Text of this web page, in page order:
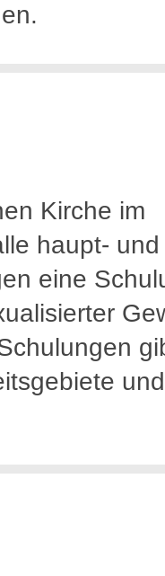
Kirche im
haupt- und
eine
und